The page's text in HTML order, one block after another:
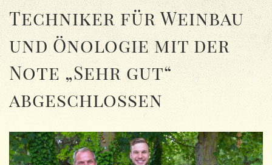
Techniker für Weinbau
und Önologie mit der
Note „Sehr gut“
abgeschlossen